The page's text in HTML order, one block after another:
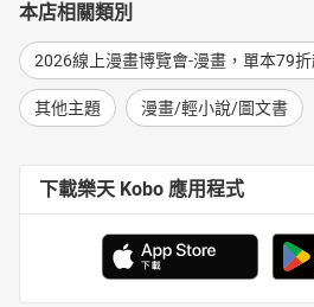
本店相關類別
2026線上漫畫博覽會-漫畫，單本79
其他主題 漫畫/輕小說/圖文書
下載樂天 Kobo 應用程式